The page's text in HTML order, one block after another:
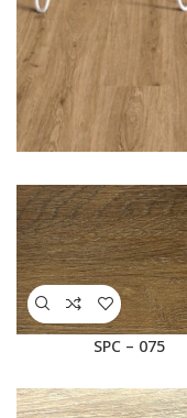
SEE
MORE
SPC – 075